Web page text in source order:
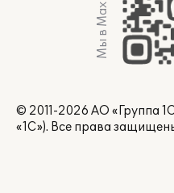
Мы в Max
© 2011-2026 АО «Группа
«1С»). Все права